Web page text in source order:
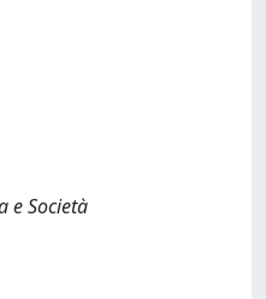
e Società